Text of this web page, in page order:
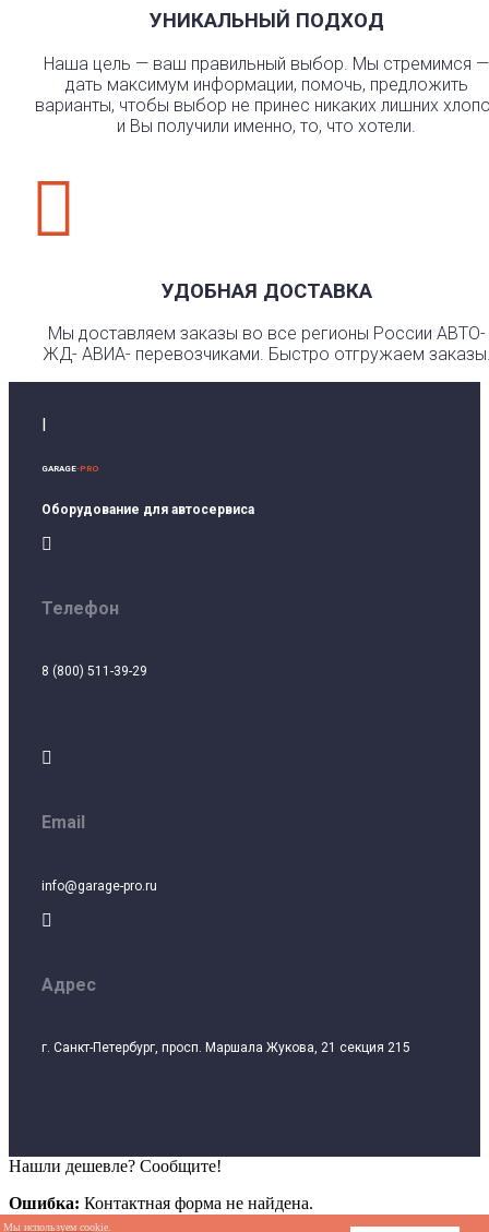
Мы используем cookie.
УНИКАЛЬНЫЙ ПОДХОД
Наша цель — ваш правильный выбор. Мы стремимся —
дать максимум информации, помочь, предложить
варианты, чтобы выбор не принес никаких лишних
и Вы получили именно, то, что хотели.

УДОБНАЯ ДОСТАВКА
Мы доставляем заказы во все регионы России АВТО-
ЖД- АВИА- перевозчиками. Быстро отгружаем
GARAGE-PRO
Оборудование для автосервиса

Телефон
8 (800) 511-39-29

Email
info@garage-pro.ru

Адрес
г. Санкт-Петербург, просп. Маршала Жукова, 21 секция 215
Нашли дешевле? Сообщите!
Ошибка: Контактная форма не найдена.